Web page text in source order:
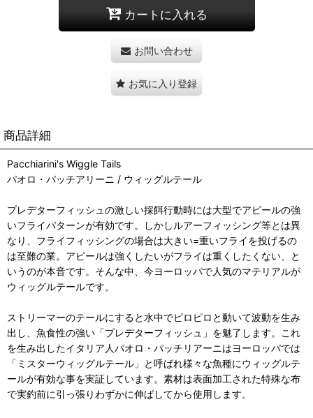
カートに入れる
お問い合わせ
お気に入り登録
商品詳細
Pacchiarini's Wiggle Tails
パオロ・パッチアリーニ / ウィッグルテール
プレデターフィッシュの激しい採餌行動時には大型でアピールの強
いフライパターンが有効です。しかしルアーフィッシング等とは異
なり、フライフィッシングの場合は大きい=重いフライを投げるの
は至難の業。アピールは強くしたいがフライは重くしたくない、と
いうのが本音です。そんな中、今ヨーロッパで人気のマテリアルが
ウィッグルテールです。
ストリーマーのテールにすると水中でピロピロと動いて波動を生み
出し、魚食性の強い「プレデターフィッシュ」を魅了します。これ
を生み出したイタリア人パオロ・パッチリアーニはヨーロッパでは
「ミスターウィッグルテール」と呼ばれ様々な魚種にウィッグルテ
ールが有効な事を実証しています。素材は表面加工された特殊な布
で実釣前に引っ張りわずかに伸ばしてから使用します。